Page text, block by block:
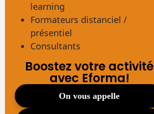
learning
Formateurs distanciel /
présentiel
Consultants
Boostez votre activité
avec Eforma!
on vous appelle